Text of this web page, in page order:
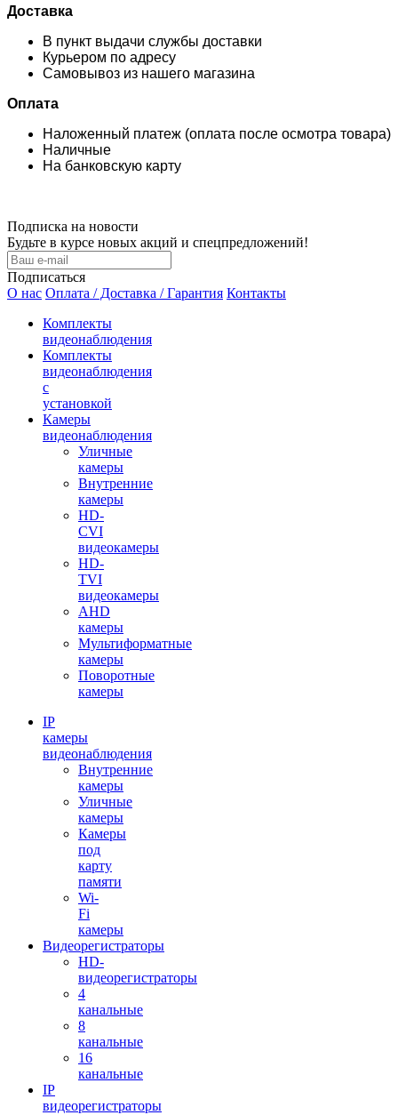
Доставка
В пункт выдачи службы доставки
Курьером по адресу
Самовывоз из нашего магазина
Оплата
Наложенный платеж (оплата после осмотра товара)
Наличные
На банковскую карту
Подписка на новости
Будьте в курсе новых акций и спецпредложений!
Подписаться
О нас Оплата / Доставка / Гарантия Контакты
Комплекты
видеонаблюдения
Комплекты
видеонаблюдения
с
установкой
Камеры
видеонаблюдения
Уличные
камеры
Внутренние
камеры
HD-
CVI
видеокамеры
HD-
TVI
видеокамеры
AHD
камеры
Мультиформатные
камеры
Поворотные
камеры
IP
камеры
видеонаблюдения
Внутренние
камеры
Уличные
камеры
Камеры
под
карту
памяти
Wi-
Fi
камеры
Видеорегистраторы
HD-
видеорегистраторы
4
канальные
8
канальные
16
канальные
IP
видеорегистраторы